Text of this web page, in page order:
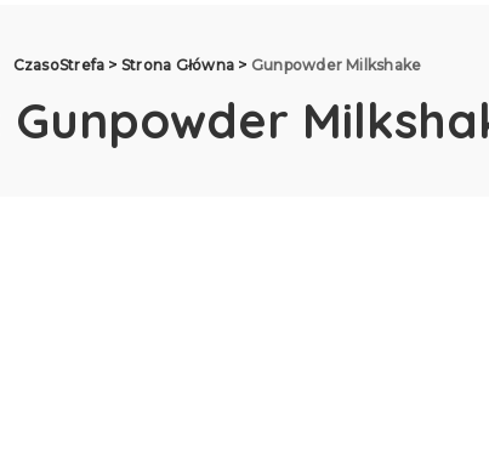
CzasoStrefa > Strona Główna > Gunpowder Milkshake
Gunpowder